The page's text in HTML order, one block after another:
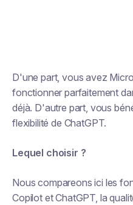
D'une part, vous avez
fonctionner parfaitement
déjà. D'autre part, vous
flexibilité de ChatGPT.
Lequel choisir ?
Nous compareons ici les
Copilot et ChatGPT, la